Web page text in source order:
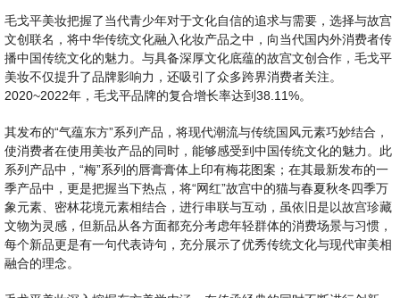
毛戈平美妆把握了当代青少年对于文化自信的追求与需要，选择与故宫
文创联名，将中华传统文化融入化妆产品之中，向当代国内外消费者传
播中国传统文化的魅力。与具备深厚文化底蕴的故宫文创合作，毛戈平
美妆不仅提升了品牌影响力，还吸引了众多跨界消费者关注。
2020~2022年，毛戈平品牌的复合增长率达到38.11%。
其发布的“气蕴东方”系列产品，将现代潮流与传统国风元素巧妙结合，
使消费者在使用美妆产品的同时，能够感受到中国传统文化的魅力。此
系列产品中，“梅”系列的唇膏膏体上印有梅花图案；在其最新发布的一
季产品中，更是把握当下热点，将“网红”故宫中的猫与春夏秋冬四季万
象元素、密林花境元素相结合，进行串联与互动，虽依旧是以故宫珍藏
文物为灵感，但新品从各方面都充分考虑年轻群体的消费场景与习惯，
每个新品更是有一句代表诗句，充分展示了优秀传统文化与现代审美相
融合的理念。